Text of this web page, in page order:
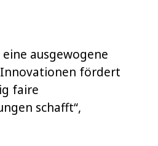
ausgewogene
Innovationen fördert
faire
schafft“,